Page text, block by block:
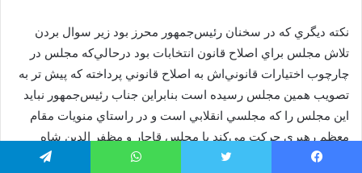
نكته ديگري كه در سخنان رئيس‌جمهور محرز بود زير سوال بردن
تلاش مجلس براي اصلاح قانون انتخابات بود درحالي‌كه مجلس در
چارچوب اختيارات قانوني‌اش به اصلاح قانوني پرداخته كه پيش تر به
تصويب همين مجلس رسيده است بنابراين جناب رئيس‌‌جمهور نبايد
اين مجلس را كه مجلسي انقلابي است و در راستاي منويات مقام
معظم رهبري حركت مي‌كند با مجلس قاجار و مظفر الدين شاه
مقايسه بكنند و بايد به اين نكته توجه داشته باشند كه هرگونه